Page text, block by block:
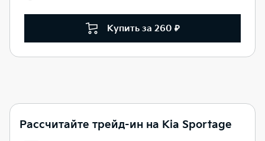
Купить за 260 ₽
Рассчитайте трейд-ин на Kia Sportage